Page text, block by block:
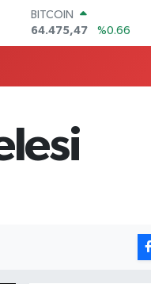
BITCOIN
64.475,47
%0.66
DOLAR
64,2534
GRAM ALTIN
6518.23